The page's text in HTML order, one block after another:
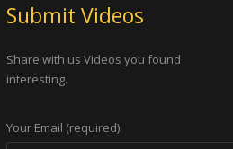
Submit Videos
Share with us Videos you found
interesting.
Your Email (required)